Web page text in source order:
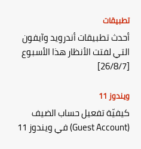
تطبيقات
أحدث تطبيقات أندرويد وآيفون
التي لفتت الأنظار هذا الأسبوع
[26/8/7]
ويندوز 11
كيفيّة تفعيل حساب الضيف
(Guest Account) في ويندوز 11